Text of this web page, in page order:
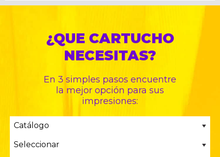
¿QUE CARTUCHO
NECESITAS?
En 3 simples pasos encuentre
la mejor opción para sus
impresiones: